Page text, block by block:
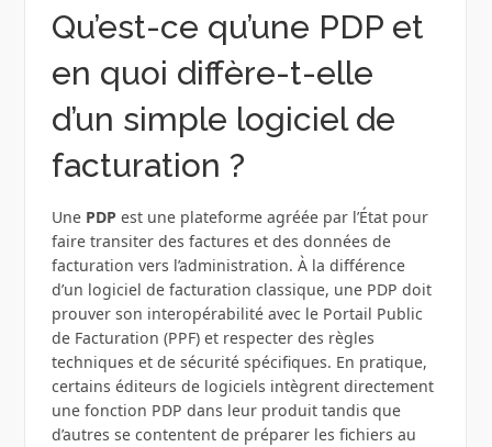
Qu’est-ce qu’une PDP et
en quoi diffère-t-elle
d’un simple logiciel de
facturation ?
Une PDP est une plateforme agréée par l’État pour
faire transiter des factures et des données de
facturation vers l’administration. À la différence
d’un logiciel de facturation classique, une PDP doit
prouver son interopérabilité avec le Portail Public
de Facturation (PPF) et respecter des règles
techniques et de sécurité spécifiques. En pratique,
certains éditeurs de logiciels intègrent directement
une fonction PDP dans leur produit tandis que
d’autres se contentent de préparer les fichiers au